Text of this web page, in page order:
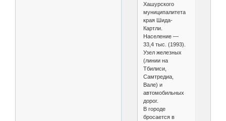
Хашурского
муниципалитета
края Шида-
Картли.
Население —
33,4 тыс. (1993).
Узел железных
(линии на
Тбилиси,
Самтредиа,
Вале) и
автомобильных
дорог.
В городе
бросается в